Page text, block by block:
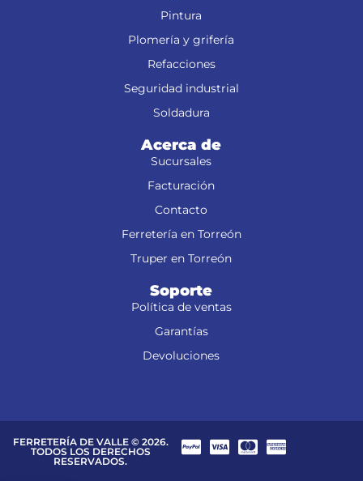
Pintura
Plomería y grifería
Refacciones
Seguridad industrial
Soldadura
Acerca de
Sucursales
Facturación
Contacto
Ferretería en Torreón
Truper en Torreón
Soporte
Política de ventas
Garantías
Devoluciones
FERRETERÍA DE VALLE © 2026.
TODOS LOS DERECHOS
RESERVADOS.